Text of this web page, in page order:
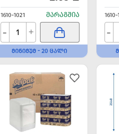
1610-1021 ᲛᲐᲠᲐᲒᲨᲘᲐ
- +
ᲛᲘᲜᲘᲛᲣᲛ - 20 ᲪᲐᲚᲘ
1610-
-